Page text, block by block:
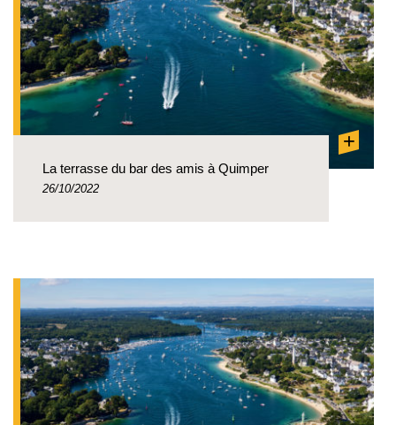
+
La terrasse du bar des amis à Quimper
26/10/2022